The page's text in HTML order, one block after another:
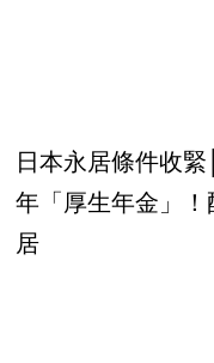
日本永居條件收
年「厚生年金」
居